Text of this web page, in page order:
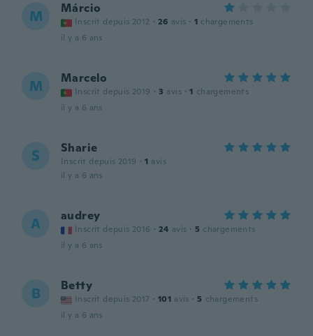
M Márcio
Inscrit depuis 2012 · 26 avis · 1 chargements
il y a 6 ans
M Marcelo
Inscrit depuis 2019 · 3 avis · 1 chargements
il y a 6 ans
S Sharie
Inscrit depuis 2019 · 1 avis
il y a 6 ans
A audrey
Inscrit depuis 2016 · 24 avis · 5 chargements
il y a 6 ans
B Betty
Inscrit depuis 2017 · 101 avis · 5 chargements
il y a 6 ans